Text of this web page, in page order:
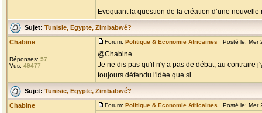
Evoquant la question de la création d’une
Sujet: Tunisie, Egypte, Zimbabwé?
Chabine
Réponses: 57
Vus: 49477
Forum: Politique & Economie Africaines Posté le: Mer
@Chabine
Je ne dis pas qu'il n'y a pas de débat, au contraire
toujours défendu l'idée que si ...
Sujet: Tunisie, Egypte, Zimbabwé?
Chabine Forum: Politique & Economie Africaines Posté le: Mer